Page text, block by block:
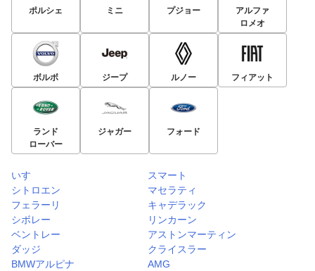
ポルシェ ミニ プジョー
アルファ
ロメオ
ボルボ ジープ ルノー フィアット
ランド
ローバー
ジャガー フォード
いすゞ
スマート
シトロエン
マセラティ
フェラーリ
キャデラック
シボレー
リンカーン
ベントレー
アストンマーティン
ダッジ
クライスラー
BMWアルピナ
AMG